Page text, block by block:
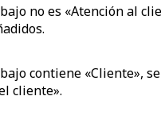
no es «Atención al
contiene «Cliente»,
cliente».